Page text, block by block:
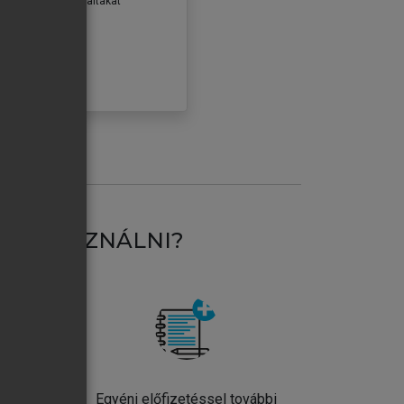
HASZNÁLNI?
Egyéni előfizetéssel további